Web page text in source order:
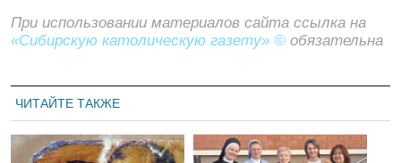
При использовании материалов сайта ссылка на
«Сибирскую католическую газету» © обязательна
ЧИТАЙТЕ ТАКЖЕ